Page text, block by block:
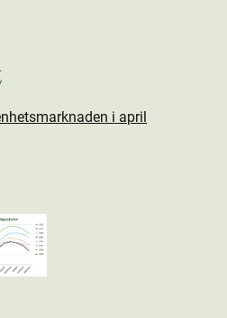
i april